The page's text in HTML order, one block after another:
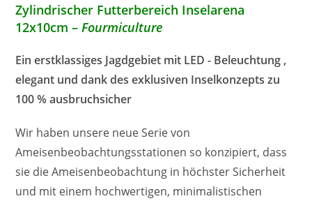
Zylindrischer Futterbereich Inselarena
12x10cm – Fourmiculture
Ein erstklassiges Jagdgebiet mit LED- Beleuchtung ,
elegant unddankdesexklusiven Inselkonzeptszu
100 %ausbruchsicher
Wir haben unsere neue Serie von
Ameisenbeobachtungsstationen so konzipiert, dass
sie die Ameisenbeobachtung in höchster Sicherheit
und mit einem hochwertigen, minimalistischen